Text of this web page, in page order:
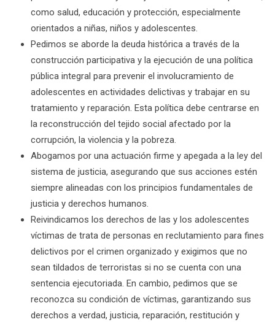
como salud, educación y protección, especialmente
orientados a niñas, niños y adolescentes.
Pedimos se aborde la deuda histórica a través de la
construcción participativa y la ejecución de una política
pública integral para prevenir el involucramiento de
adolescentes en actividades delictivas y trabajar en su
tratamiento y reparación. Esta política debe centrarse en
la reconstrucción del tejido social afectado por la
corrupción, la violencia y la pobreza.
Abogamos por una actuación firme y apegada a la ley del
sistema de justicia, asegurando que sus acciones estén
siempre alineadas con los principios fundamentales de
justicia y derechos humanos.
Reivindicamos los derechos de las y los adolescentes
víctimas de trata de personas en reclutamiento para fines
delictivos por el crimen organizado y exigimos que no
sean tildados de terroristas si no se cuenta con una
sentencia ejecutoriada. En cambio, pedimos que se
reconozca su condición de víctimas, garantizando sus
derechos a verdad, justicia, reparación, restitución y